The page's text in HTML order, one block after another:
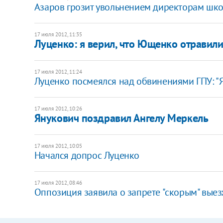
Азаров грозит увольнением директорам
17 июля 2012, 11:35
Луценко: я верил, что Ющенко
17 июля 2012, 11:24
Луценко посмеялся над обвинениями ГПУ:
17 июля 2012, 10:26
Янукович поздравил Ангелу Меркель
17 июля 2012, 10:05
Начался допрос Луценко
17 июля 2012, 08:46
Оппозиция заявила о запрете "скорым"